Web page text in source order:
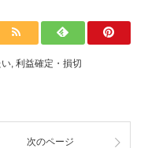
い, 利益確定・損切
次のページ